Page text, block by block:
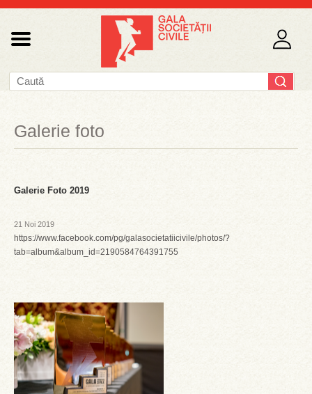
Galerie foto
Galerie Foto 2019
21 Noi 2019
https://www.facebook.com/pg/galasocietatiicivile/photos/?
tab=album&album_id=2190584764391755